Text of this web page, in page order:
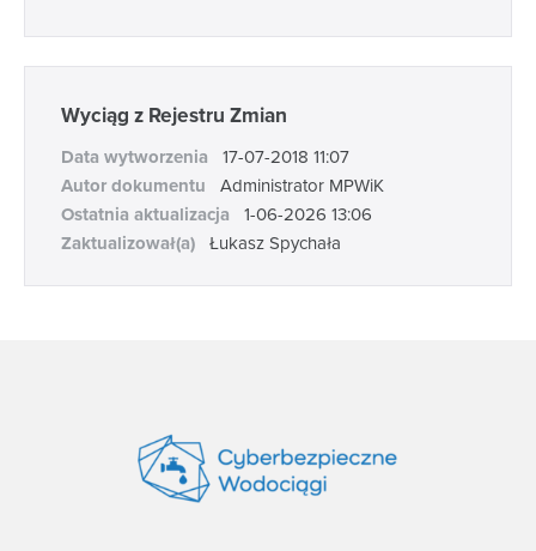
Wyciąg z Rejestru Zmian
Data wytworzenia
17-07-2018 11:07
Autor dokumentu
Administrator MPWiK
Ostatnia aktualizacja
1-06-2026 13:06
Zaktualizował(a)
Łukasz Spychała